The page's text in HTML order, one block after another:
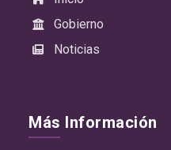
Gobierno
Noticias
Más Información